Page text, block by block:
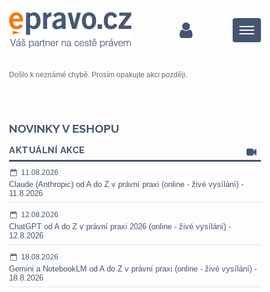
Menu
Došlo k neznámé chybě. Prosím opakujte akci později.
NOVINKY V ESHOPU
AKTUÁLNÍ AKCE
11.08.2026
Claude (Anthropic) od A do Z v právní praxi (online - živé vysílání) -
11.8.2026
12.08.2026
ChatGPT od A do Z v právní praxi 2026 (online - živé vysílání) -
12.8.2026
18.08.2026
Gemini a NotebookLM od A do Z v právní praxi (online - živé vysílání) -
18.8.2026